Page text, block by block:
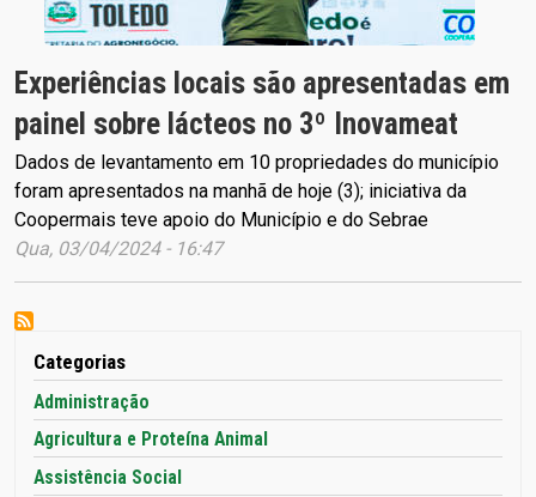
Experiências locais são apresentadas em
painel sobre lácteos no 3º Inovameat
Dados de levantamento em 10 propriedades do município
foram apresentados na manhã de hoje (3); iniciativa da
Coopermais teve apoio do Município e do Sebrae
Qua, 03/04/2024 - 16:47
Categorias
Administração
Agricultura e Proteína Animal
Assistência Social